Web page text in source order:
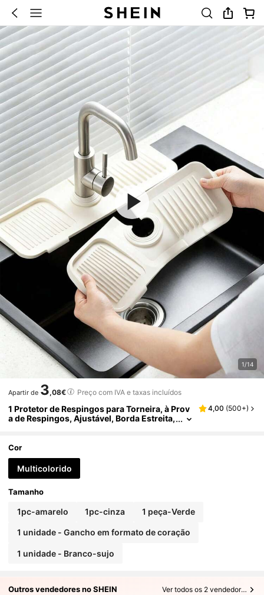
1/14
Apartir de 3,08€ Preço com IVA e taxas incluídos
1 Protetor de Respingos para Torneira, à Prov
a de Respingos, Ajustável, Borda Estreita,
rda Dobrável, Design de Drenagem, Adequad
o para Lavatório de Casa de Banho, Lava-loiç
a de Cozinha, Acessórios para Lava-loiça de
Cozinha
4,00 (500+)
Cor
Multicolorido
Tamanho
1pc-amarelo 1pc-cinza 1 peça-Verde
1 unidade - Gancho em formato de coração
1 unidade - Branco-sujo
Outros vendedores no SHEIN Ver todos os 2 vendedores